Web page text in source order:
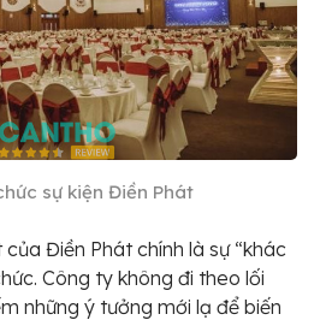
sự kiện Điền Phát
Điền Phát chính là sự “khác
Công ty không đi theo lối
những ý tưởng mới lạ để biến